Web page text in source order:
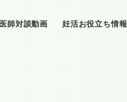
医師対談動画 妊活お役立ち情報